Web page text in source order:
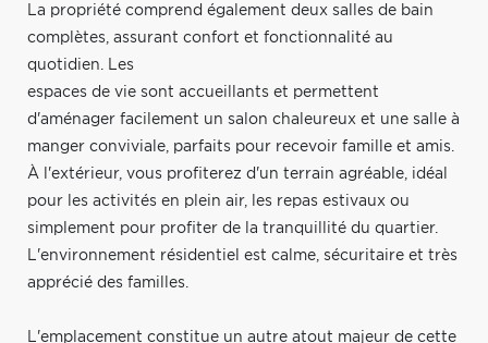
La propriété comprend également deux salles de bain
complètes, assurant confort et fonctionnalité au
quotidien. Les
espaces de vie sont accueillants et permettent
d'aménager facilement un salon chaleureux et une salle à
manger conviviale, parfaits pour recevoir famille et amis.
À l'extérieur, vous profiterez d'un terrain agréable, idéal
pour les activités en plein air, les repas estivaux ou
simplement pour profiter de la tranquillité du quartier.
L'environnement résidentiel est calme, sécuritaire et très
apprécié des familles.
L'emplacement constitue un autre atout majeur de cette